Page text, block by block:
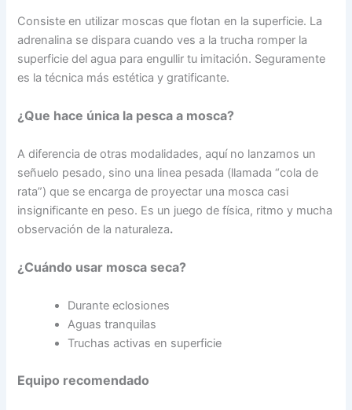
Consiste en utilizar moscas que flotan en la superficie. La
adrenalina se dispara cuando ves a la trucha romper la
superficie del agua para engullir tu imitación. Seguramente
es la técnica más estética y gratificante.
¿Que hace única la pesca a mosca?
A diferencia de otras modalidades, aquí no lanzamos un
señuelo pesado, sino una linea pesada (llamada “cola de
rata”) que se encarga de proyectar una mosca casi
insignificante en peso. Es un juego de física, ritmo y mucha
observación de la naturaleza.
¿Cuándo usar mosca seca?
Durante eclosiones
Aguas tranquilas
Truchas activas en superficie
Equipo recomendado